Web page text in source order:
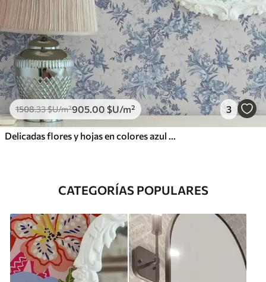
1508.33$U/m²905.00 $U/m² 3
Delicadas flores y hojas en colores azul y celeste sobre fondo claro
CATEGORÍAS POPULARES